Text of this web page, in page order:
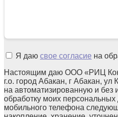
Я даю свое согласие на
Настоящим даю ООО «РИЦ
г.о. город Абакан, г Абакан,
на автоматизированную и без
обработку моих
мобильного телефона